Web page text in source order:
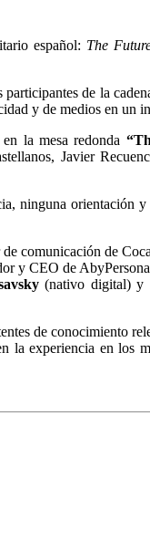
español: The
de la
y de medios en un
la mesa redonda
Javier
ninguna orientación
comunicación de
y CEO de
(nativo digital) y
de conocimiento
la experiencia en los